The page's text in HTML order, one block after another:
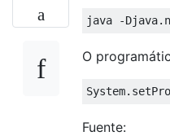
java -Djava.
O
System.
Fuente: